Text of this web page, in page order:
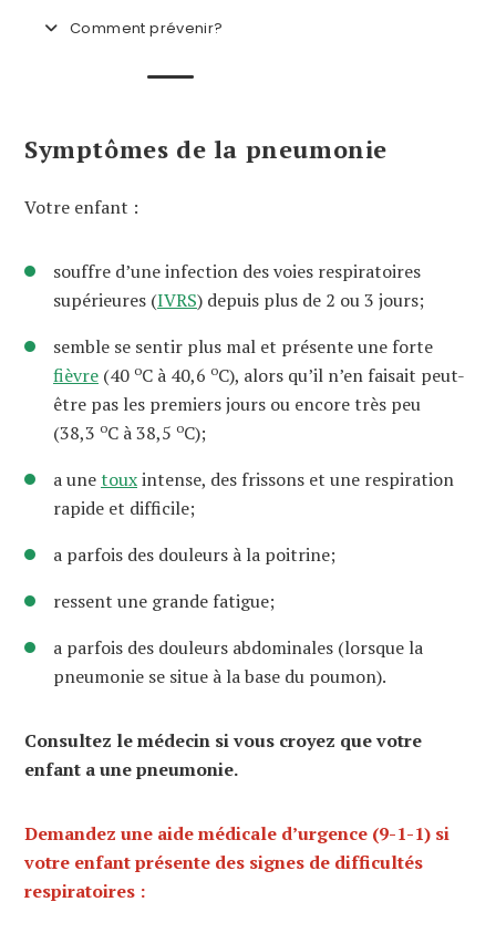
Comment prévenir?
Symptômes de la pneumonie
Votre enfant :
souffre d’une infection des voies respiratoires
supérieures (IVRS) depuis plus de 2 ou 3 jours;
semble se sentir plus mal et présente une forte
fièvre (40 oC à 40,6 oC), alors qu’il n’en faisait peut-
être pas les premiers jours ou encore très peu
(38,3 oC à 38,5 oC);
a unetouxintense, des frissons et une respiration
rapide et difficile;
a parfois des douleurs à la poitrine;
ressent une grande fatigue;
a parfois des douleurs abdominales (lorsque la
pneumonie se situe à la base du poumon).
Consultez le médecin si vous croyez que votre
enfant a une pneumonie.
Demandez une aide médicale d’urgence (9-1-1) si
votre enfant présente des signes de difficultés
respiratoires :